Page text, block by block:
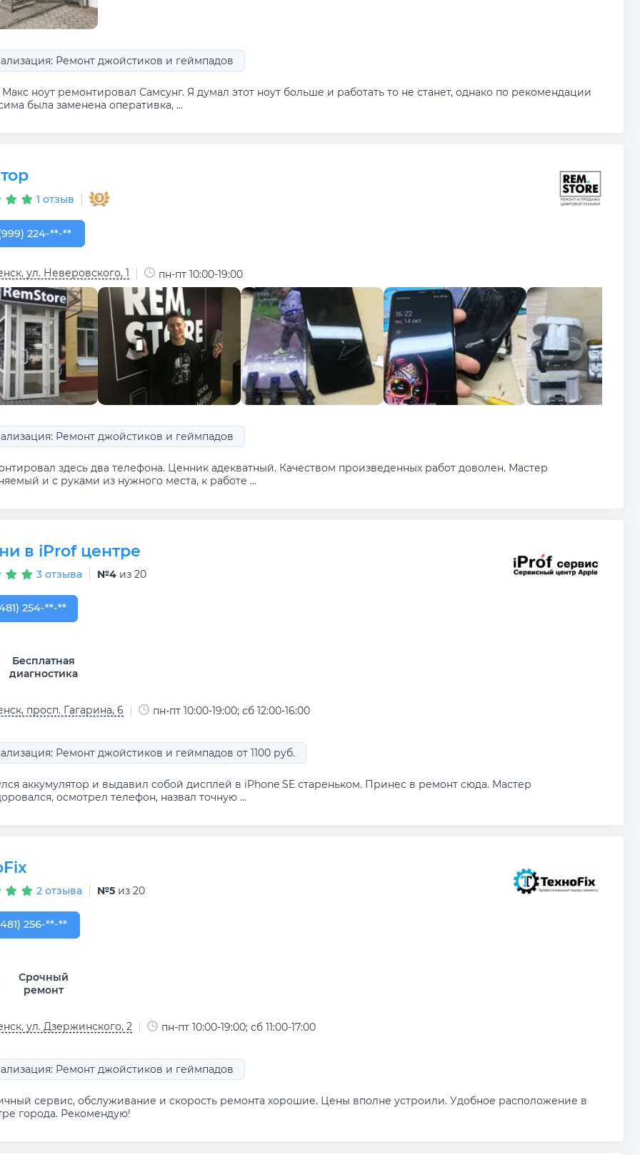
Ремонт джойстиков и геймпадов
ноут ремонтировал Самсунг. Я думал этот ноут больше и работать то не станет, однако по рекомендации
была заменена оперативка, ...
1 отзыв
224-80-04
224-**-**
ул. Неверовского, 1 пн-пт 10:00-19:00
Ремонт джойстиков и геймпадов
здесь два телефона. Ценник адекватный. Качеством произведенных работ доволен. Мастер
и с руками из нужного места, к работе ...
в iProf центре
3 отзыва №4 из 20
254-32-55
254-**-**
Бесплатная
диагностика
просп. Гагарина, 6 пн-пт 10:00-19:00; сб 12:00-16:00
Ремонт джойстиков и геймпадов от 1100 руб.
аккумулятор и выдавил собой дисплей в iPhone SE стареньком. Принес в ремонт сюда. Мастер
осмотрел телефон, назвал точную ...
2 отзыва №5 из 20
256-89-79
256-**-**
Срочный
ремонт
ул. Дзержинского, 2 пн-пт 10:00-19:00; сб 11:00-17:00
Ремонт джойстиков и геймпадов
сервис, обслуживание и скорость ремонта хорошие. Цены вполне устроили. Удобное расположение в
города. Рекомендую!